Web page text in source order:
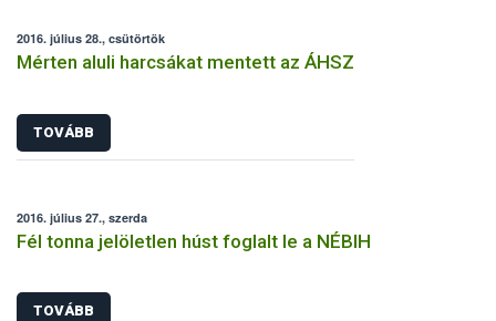
2016. július 28., csütörtök
Mérten aluli harcsákat mentett az ÁHSZ
TOVÁBB
2016. július 27., szerda
Fél tonna jelöletlen húst foglalt le a NÉBIH
TOVÁBB